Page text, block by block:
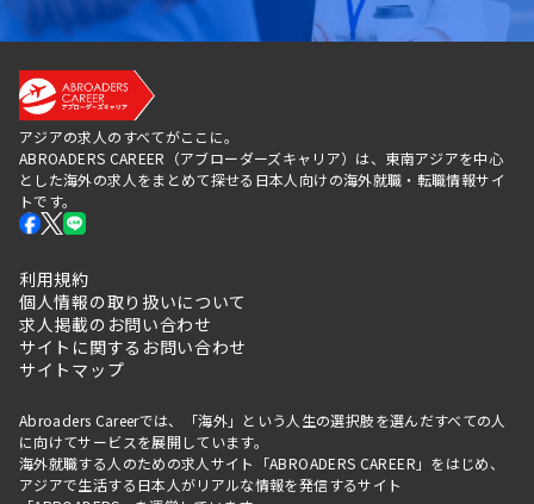
アジアの求人のすべてがここに。
ABROADERS CAREER（アブローダーズキャリア）は、東南アジアを中心
とした海外の求人をまとめて探せる日本人向けの海外就職・転職情報サイ
トです。
利用規約
個人情報の取り扱いについて
求人掲載のお問い合わせ
サイトに関するお問い合わせ
サイトマップ
Abroaders Careerでは、「海外」という人生の選択肢を選んだすべての人
に向けてサービスを展開しています。
海外就職する人のための求人サイト「ABROADERS CAREER」をはじめ、
アジアで生活する日本人がリアルな情報を発信するサイト